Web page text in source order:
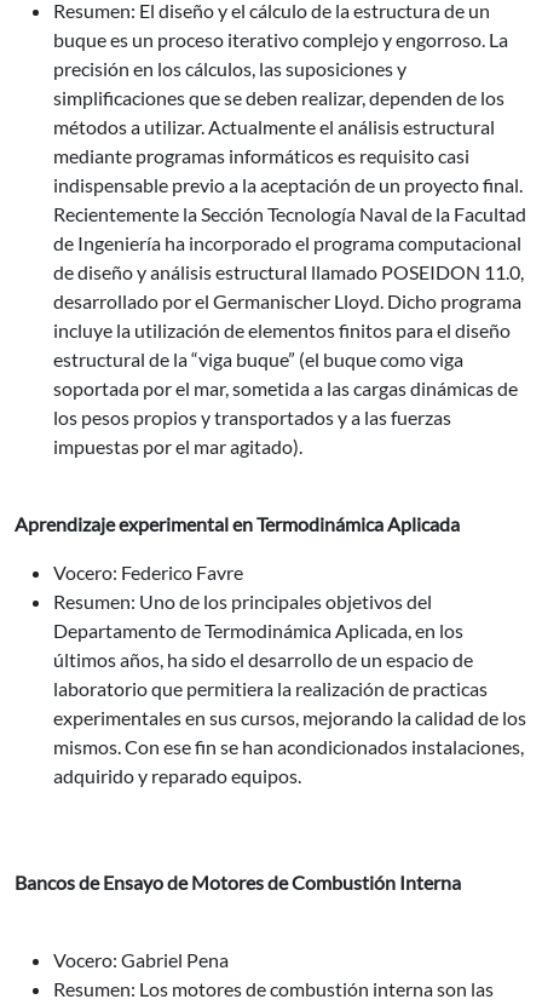
Resumen: El diseño y el cálculo de la estructura de un
buque es un proceso iterativo complejo y engorroso. La
precisión en los cálculos, las suposiciones y
simplificaciones que se deben realizar, dependen de los
métodos a utilizar. Actualmente el análisis estructural
mediante programas informáticos es requisito casi
indispensable previo a la aceptación de un proyecto final.
Recientemente la Sección Tecnología Naval de la Facultad
de Ingeniería ha incorporado el programa computacional
de diseño y análisis estructural llamado POSEIDON 11.0,
desarrollado por el Germanischer Lloyd. Dicho programa
incluye la utilización de elementos finitos para el diseño
estructural de la “viga buque” (el buque como viga
soportada por el mar, sometida a las cargas dinámicas de
los pesos propios y transportados y a las fuerzas
impuestas por el mar agitado).
Aprendizaje experimental en Termodinámica Aplicada
Vocero: Federico Favre
Resumen: Uno de los principales objetivos del
Departamento de Termodinámica Aplicada, en los
últimos años, ha sido el desarrollo de un espacio de
laboratorio que permitiera la realización de practicas
experimentales en sus cursos, mejorando la calidad de los
mismos. Con ese fin se han acondicionados instalaciones,
adquirido y reparado equipos.
Bancos de Ensayo de Motores de Combustión Interna
Vocero: Gabriel Pena
Resumen: Los motores de combustión interna son las